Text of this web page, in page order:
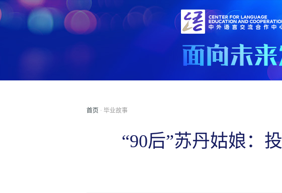
首页 · 毕业故事
“90后”苏丹姑娘：